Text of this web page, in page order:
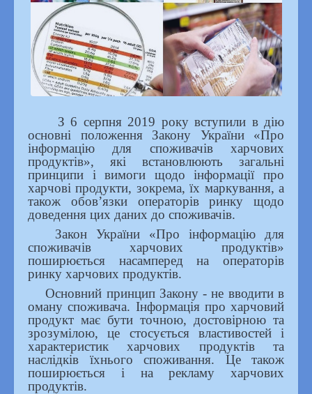
Новини
Архів новин
Семінари, наради, конференції
Конкурси
«Я хочу жити в якісному світі»
Наукова діяльність
Законодавча база
Питання – відповіді
Гаряча лінія, запобігання та виявлення корупції
Кадрова політика
Вакансії
Співпраця
Юридичні коментарі
Підсумки роботи ДП
Загальна інформація
Конкурс з відбору суб’єктів аудиторської діяльності
Профспілка
Склад профспілкового комітету
Дитяча сторінка
Контакти
ЗМІ про нас
З 6 серпня 2019 року вступили в дію
основні положення Закону України «Про
інформацію для споживачів харчових
продуктів», які встановлюють загальні
принципи і вимоги щодо інформації про
харчові продукти, зокрема, їх маркування, а
також обов’язки операторів ринку щодо
доведення цих даних до споживачів.
Закон України «Про інформацію для
споживачів харчових продуктів»
поширюється насамперед на операторів
ринку харчових продуктів.
Основний принцип Закону - не вводити в
оману споживача. Інформація про харчовий
продукт має бути точною, достовірною та
зрозумілою, це стосується властивостей і
характеристик харчових продуктів та
наслідків їхнього споживання. Це також
поширюється і на рекламу харчових
продуктів.